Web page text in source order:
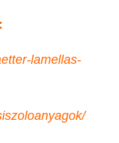
lamellas-